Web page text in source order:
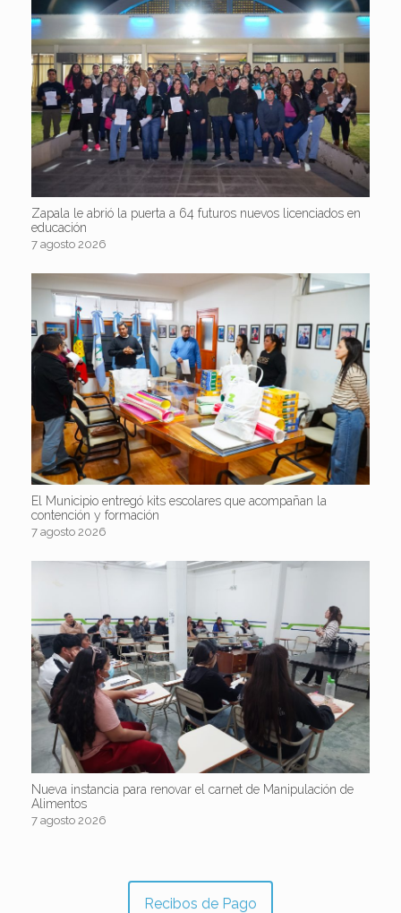
Zapala le abrió la puerta a 64 futuros nuevos licenciados en
educación
7 agosto 2026
El Municipio entregó kits escolares que acompañan la
contención y formación
7 agosto 2026
Nueva instancia para renovar el carnet de Manipulación de
Alimentos
7 agosto 2026
Recibos de Pago